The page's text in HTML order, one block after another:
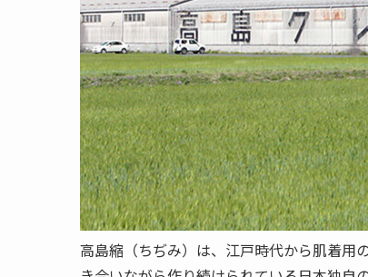
高島縮（ちぢみ）は、江戸時代から肌着用